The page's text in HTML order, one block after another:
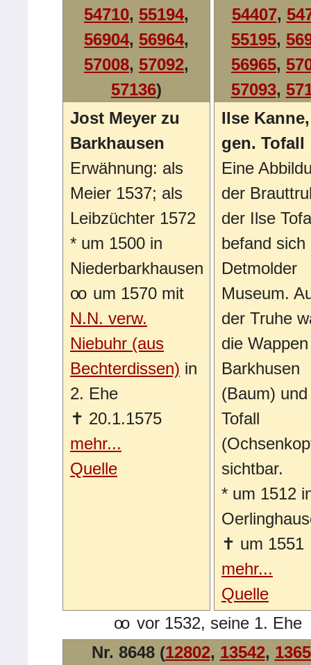
54710, 55194,
56904, 56964,
57008, 57092,
57136)
Jost Meyer zu
Barkhausen
Erwähnung: als
Meier 1537; als
Leibzüchter 1572
* um 1500 in
Niederbarkhausen
oo um 1570 mit
N.N. verw.
Niebuhr (aus
Bechterdissen) in
2. Ehe
✝ 20.1.1575
mehr...
Quelle
54407,
55195,
56965,
57093,
Ilse Kanne,
gen. Tofall
Eine
der
der Ilse
befand sich
Detmolder
Museum.
der Truhe
die
Barkhusen
(Baum)
Tofall
sichtbar.
* um 1512
✝ um 1551
mehr...
Quelle
oo vor 1532, seine 1. Ehe
Nr. 8648 (12802, 13542,